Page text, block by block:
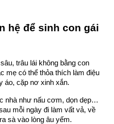
hệ để sinh con gái
trâu lái không bằng con
mẹ có thể thỏa thích làm điệu
áo, cặp nơ xinh xắn.
nhà như nấu cơm, dọn dẹp…
mỗi ngày đi làm vất vả, về
sà vào lòng âu yếm.